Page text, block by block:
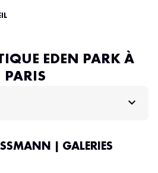
EDEN PARK À
PARIS
| GALERIES